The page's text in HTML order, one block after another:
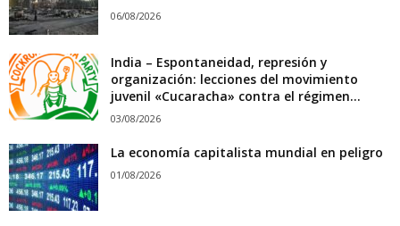
06/08/2026
India – Espontaneidad, represión y
organización: lecciones del movimiento
juvenil «Cucaracha» contra el régimen...
03/08/2026
La economía capitalista mundial en peligro
01/08/2026